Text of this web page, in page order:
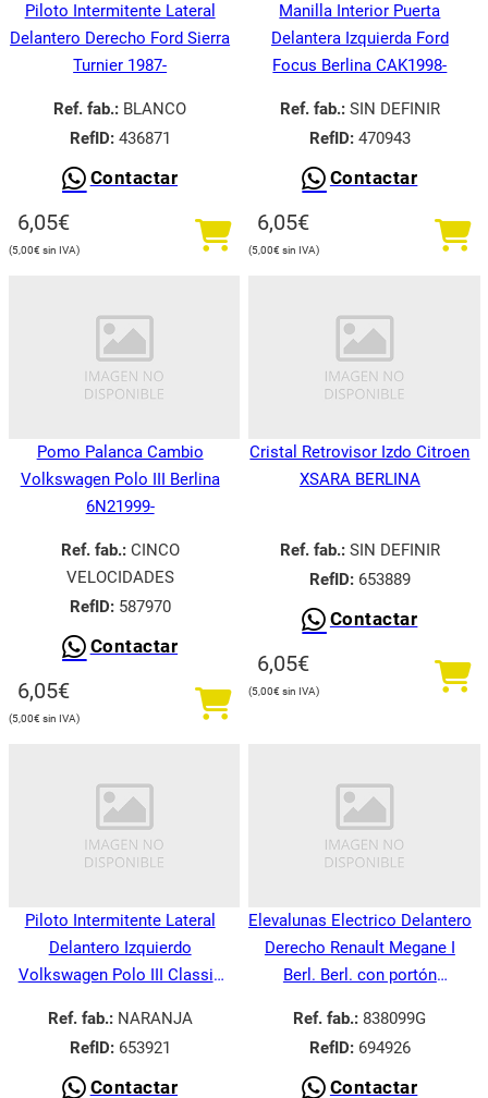
Piloto Intermitente Lateral
Delantero Derecho Ford Sierra
Turnier 1987-
Ref. fab.: BLANCO
RefID:436871
Contactar
6,05€
5,00€
Manilla Interior Puerta
Delantera Izquierda Ford
Focus Berlina CAK1998-
Ref. fab.:SIN DEFINIR
RefID:470943
Contactar
6,05€
5,00€
Pomo Palanca Cambio
Volkswagen Polo III Berlina
6N21999-
Ref. fab.:CINCO
VELOCIDADES
RefID:587970
Contactar
6,05€
5,00€
Cristal Retrovisor Izdo Citroen
XSARA BERLINA
Ref. fab.:SIN DEFINIR
RefID:653889
Contactar
6,05€
5,00€
Piloto Intermitente Lateral
Delantero Izquierdo
Volkswagen Polo III Classic
Ref. fab.:NARANJA
RefID:653921
Contactar
Elevalunas Electrico Delantero
Derecho Renault Megane I
Berl. Berl. con portón
Ref. fab.: 838099G
RefID:694926
Contactar